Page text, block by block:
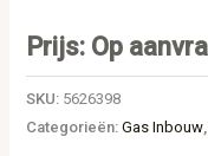
Prijs: Op
SKU: 5626398
Categorieën:Gas Inbouw